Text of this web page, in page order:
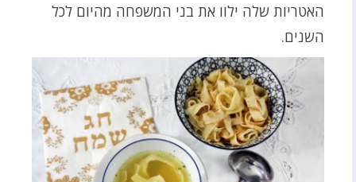
האטריות שלה ילוו את בני המשפחה מהיום לכל
השנים.